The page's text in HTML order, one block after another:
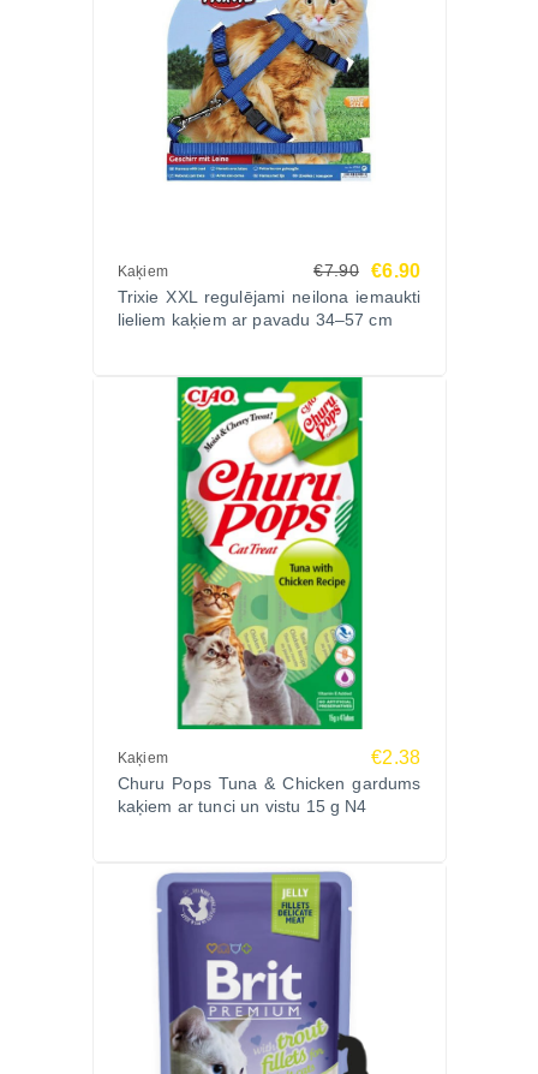
Kaķiem €7.90 €6.90
Trixie XXL regulējami neilona iemaukti
lieliem kaķiem ar pavadu 34–57 cm
Kaķiem €2.38
Churu Pops Tuna & Chicken gardums
kaķiem ar tunci un vistu 15 g N4